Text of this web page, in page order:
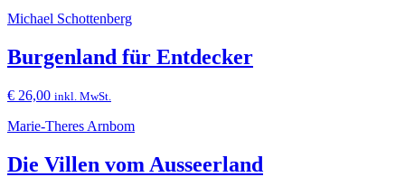
Michael Schottenberg
Burgenland für Entdecker
€ 26,00 inkl. MwSt.
Marie-Theres Arnbom
Die Villen vom Ausseerland